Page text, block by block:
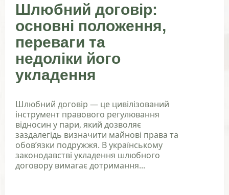
Шлюбний договір:
основні положення,
переваги та
недоліки його
укладення
Шлюбний договір — це цивілізований
інструмент правового регулювання
відносин у пари, який дозволяє
заздалегідь визначити майнові права та
обов’язки подружжя. В українському
законодавстві укладення шлюбного
договору вимагає дотримання...